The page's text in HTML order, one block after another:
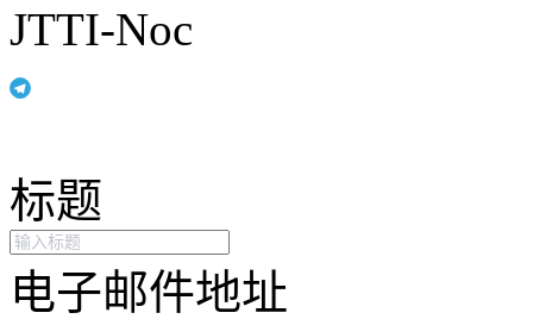
JTTI-Noc
标题
电子邮件地址